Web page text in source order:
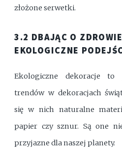
złożone serwetki.
3.2 DBAJĄC O
EKOLOGICZNE
Ekologiczne dekoracje to
trendów w dekoracjach
się w nich naturalne
papier czy sznur. Są one
przyjazne dla naszej planety.